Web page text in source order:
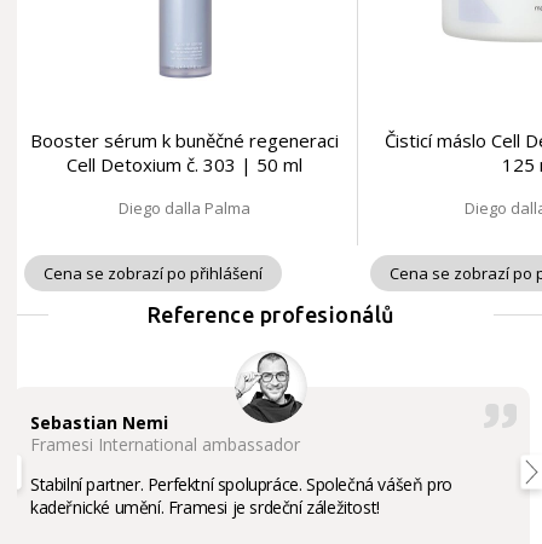
Booster sérum k buněčné regeneraci
Cell Detoxium č. 303 | 50 ml
Diego dalla Palma
Cena se zobrazí po přihlášení
Čisticí máslo Cell
125
Diego
Cena se zobrazí po
Reference profesionálů
Sebastian Nemi
Framesi International ambassador
Stabilní partner. Perfektní spolupráce. Společná vášeň pro
kadeřnické umění. Framesi je srdeční záležitost!